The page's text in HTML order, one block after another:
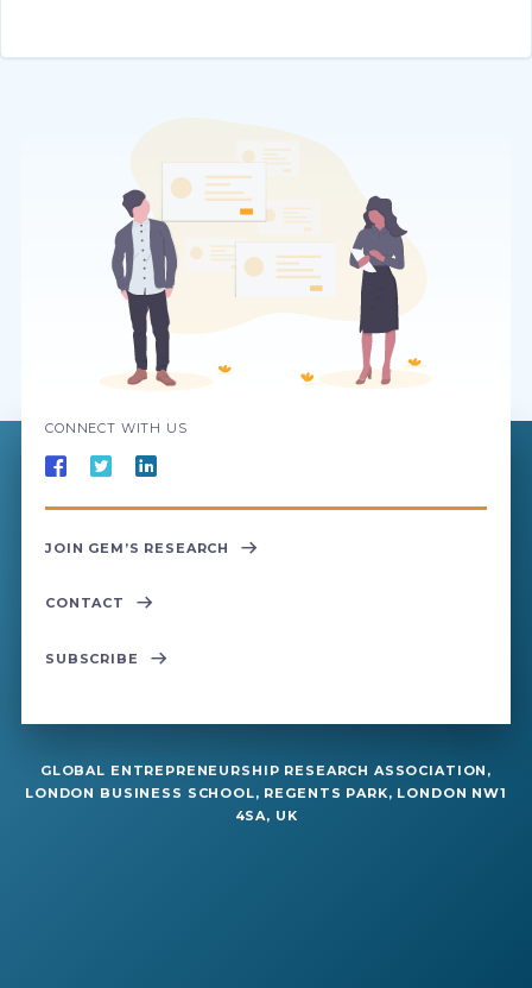
CONNECT WITH US
JOIN GEM’S RESEARCH
CONTACT
SUBSCRIBE
GLOBAL ENTREPRENEURSHIP RESEARCH ASSOCIATION,
LONDON BUSINESS SCHOOL, REGENTS PARK, LONDON NW1
4SA, UK